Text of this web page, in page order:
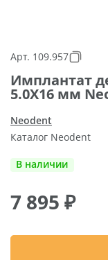
Арт. 109.957
Имплантат
5.0X16 мм
Neodent
Каталог Neodent
В наличии
7 895 ₽